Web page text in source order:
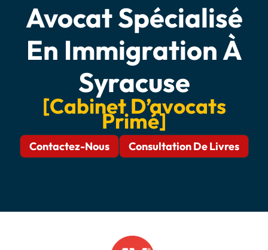
Avocat Spécialisé
En Immigration À
Syracuse
[Cabinet D’avocats
Primé]
Contactez-Nous Consultation De Livres